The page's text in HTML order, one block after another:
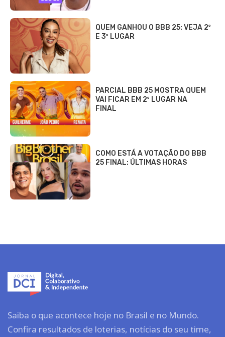
QUEM GANHOU O BBB 25: VEJA 2º
E 3º LUGAR
PARCIAL BBB 25 MOSTRA QUEM
VAI FICAR EM 2º LUGAR NA
FINAL
COMO ESTÁ A VOTAÇÃO DO BBB
25 FINAL: ÚLTIMAS HORAS
Saiba o que acontece hoje no Brasil e no Mundo.
Confira resultados de loterias, notícias do seu time,